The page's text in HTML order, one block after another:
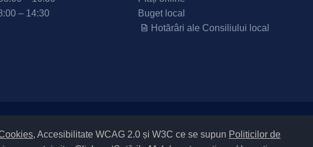
, Accesibilitate WCAG 2.0 și W3C ce se supun Politicilor de
– 14:30
Buget local
Hotărâri ale Consiliului local
Setări Cookies și Accesibilitate